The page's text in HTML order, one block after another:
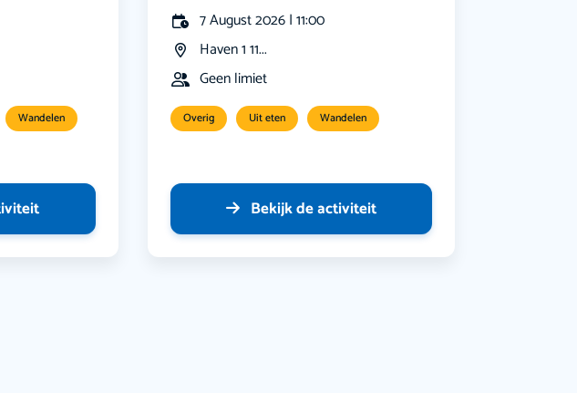
Wandelen
7 August 2026 | 11:00
Haven 1 11...
Geen limiet
Overig Uit eten Wandelen
Bekijk de activiteit